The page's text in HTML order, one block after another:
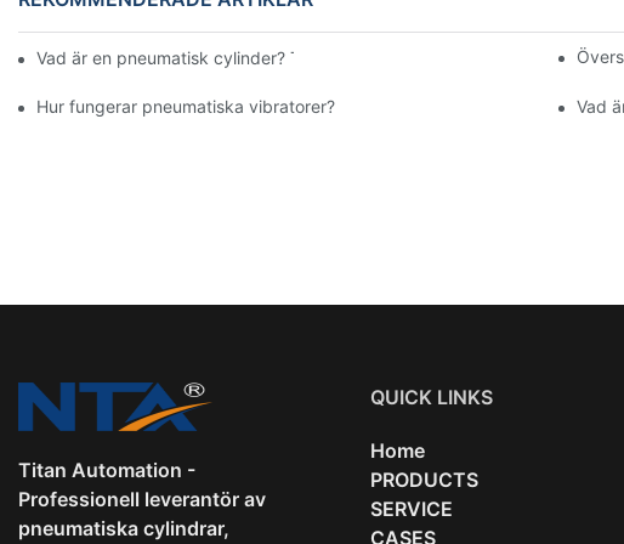
Vad är en pneumatisk cylinder? Typer, komponenter och processer
Hur fungerar pneumatiska vibratorer? Vad
Titan Automation -
Professionell leverantör av
pneumatiska cylindrar,
QUICK LINKS
Home
PRODUCTS
SERVICE
CASES